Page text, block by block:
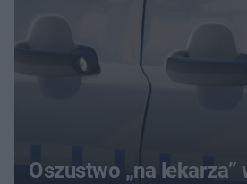
Oszustwo „na lekarza”